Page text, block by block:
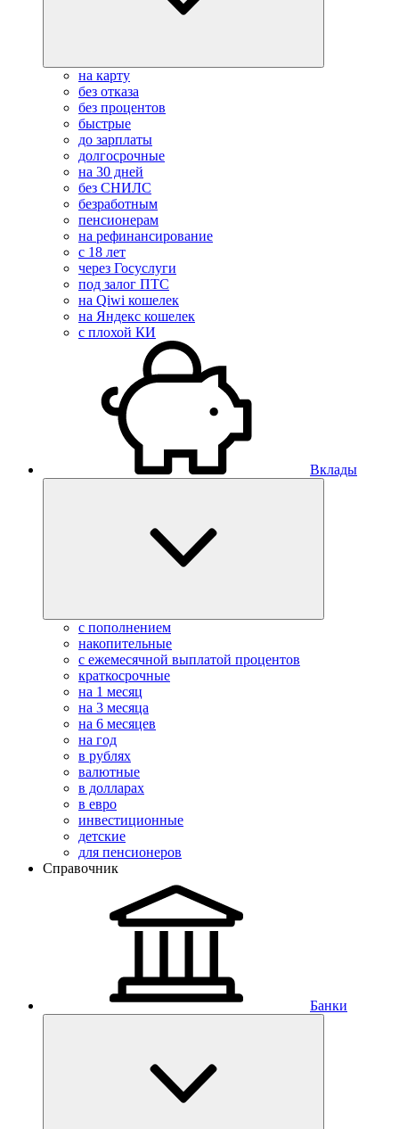
на карту
без отказа
без процентов
быстрые
до зарплаты
долгосрочные
на 30 дней
без СНИЛС
безработным
пенсионерам
на рефинансирование
с 18 лет
через Госуслуги
под залог ПТС
на Qiwi кошелек
на Яндекс кошелек
с плохой КИ
Вклады
с пополнением
накопительные
с ежемесячной выплатой процентов
краткосрочные
на 1 месяц
на 3 месяца
на 6 месяцев
на год
в рублях
валютные
в долларах
в евро
инвестиционные
детские
для пенсионеров
Справочник
Банки